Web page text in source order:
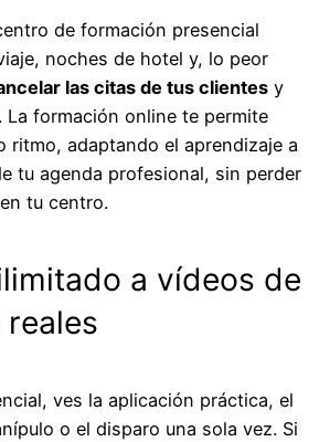
de formación presencial
noches de hotel y, lo peor
las citas de tus clientes y
La formación online te permite
ritmo, adaptando el aprendizaje a
tu agenda profesional, sin perder
tu centro.
a vídeos de
ves la aplicación práctica, el
o el disparo una sola vez. Si